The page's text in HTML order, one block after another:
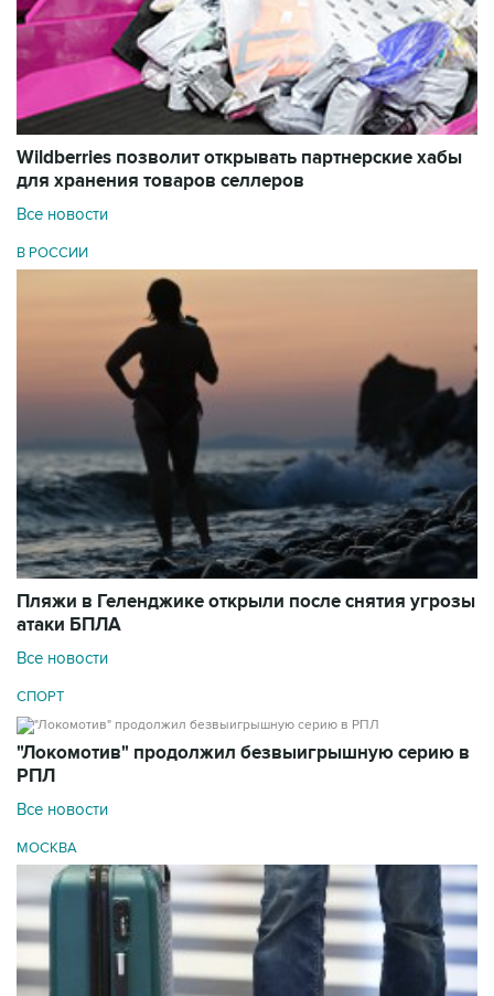
Wildberries позволит открывать партнерские хабы
для хранения товаров селлеров
Все новости
В РОССИИ
Пляжи в Геленджике открыли после снятия угрозы
атаки БПЛА
Все новости
СПОРТ
"Локомотив" продолжил безвыигрышную серию в
РПЛ
Все новости
МОСКВА